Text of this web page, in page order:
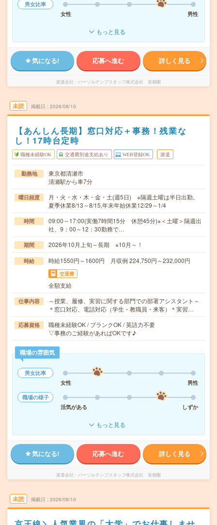
男女比率
女性
男性
もっと見る
気になる! 応募へ進む 詳しく見る
派遣会社 パーソルテンプスタッフ株式会社 首都圏
未読 掲載日 2026/08/10
【あんしん長期】窓口対応＋事務！残業な
し！17時台定時
職種未経験OK 交通費別途支給あり WEB登録OK 派遣
勤務地
東京都清瀬市
清瀬駅から車7分
曜日頻度
月・火・水・木・金・土(週5日) ※隔週土曜は半日出勤。
夏季休業8/13～8/15,年末年始休業12/29～1/4
時間
09:00～17:00(実働7時間15分 休憩45分)※＜土曜＞隔週出
社、9：00～12：30勤務で…
期間 2026年10月上旬～長期 ※10月～！
時給 時給1550円～1600円 月収例 224,750円～232,000円
交通費
全額支給
仕事内容
～授業、履修、実習に関する部門での部署アシスタント～
＊窓口対応、電話対応（学生・教職員・来客）＊実習…
応募資格
職種未経験OK / ブランクOK / 英語力不要
▽事務のご経験があればOKです♪
職場の雰囲気
男女比率
女性
男性
職場の様子
活気がある
しずか
もっと見る
気になる! 応募へ進む 詳しく見る
派遣会社 パーソルテンプスタッフ株式会社 首都圏
未読 掲載日 2026/08/10